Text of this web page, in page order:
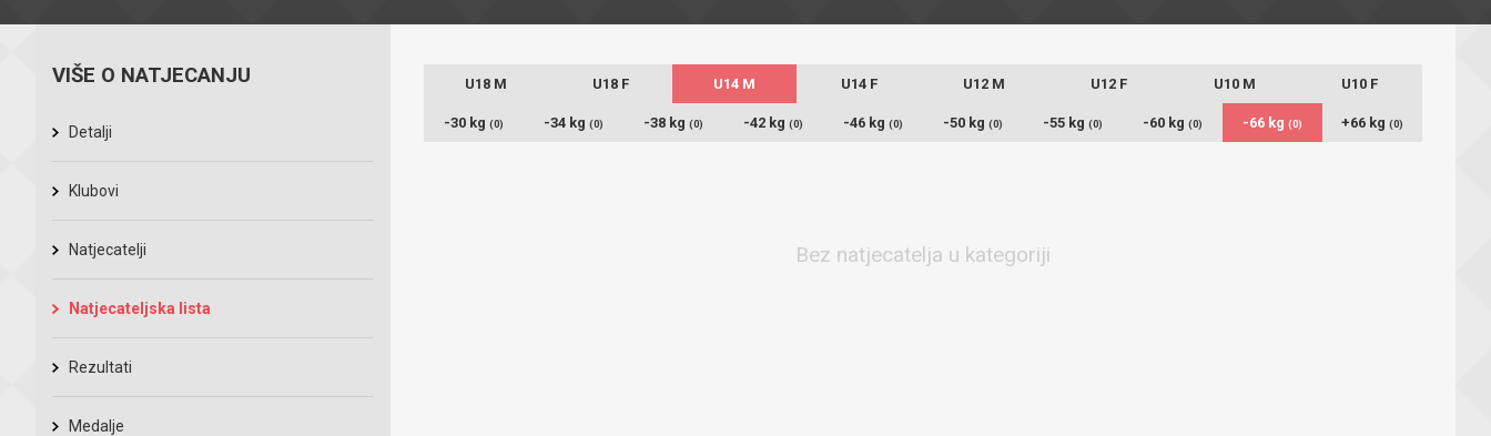
VIŠE O NATJECANJU
Detalji
Klubovi
Natjecatelji
Natjecateljska lista
Rezultati
Medalje
U18 M U18 F U14 M U14 F U12 M U12 F U10 M U10 F
-30 kg (0) -34 kg (0) -38 kg (0) -42 kg (0) -46 kg (0) -50 kg (0) -55 kg (0) -60 kg (0) -66 kg (0) +66 kg (0)
Bez natjecatelja u kategoriji